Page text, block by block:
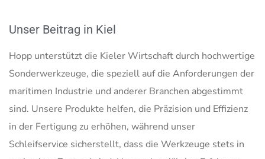
Unser Beitrag in Kiel
Hopp unterstützt die Kieler Wirtschaft durch hochwertige
Sonderwerkzeuge, die speziell auf die Anforderungen der
maritimen Industrie und anderer Branchen abgestimmt
sind. Unsere Produkte helfen, die Präzision und Effizienz
in der Fertigung zu erhöhen, während unser
Schleifservice sicherstellt, dass die Werkzeuge stets in